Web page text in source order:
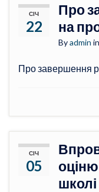
СІЧ
22
Про
на
Byadmin in
Про завершення
СІЧ
05
школі